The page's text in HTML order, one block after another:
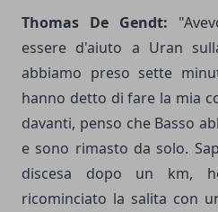
Thomas De Gendt:
essere d'aiuto a Uran
abbiamo preso sette
hanno detto di fare la mia
davanti, penso che Basso
e sono rimasto da solo.
discesa dopo un km,
ricominciato la salita con